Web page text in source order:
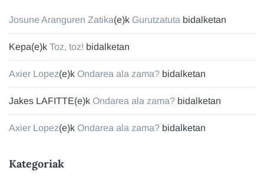
Josune Aranguren Zatika(e)k Gurutzatuta bidalketan
Kepa(e)k Toz, toz! bidalketan
Axier Lopez(e)k Ondarea ala zama? bidalketan
Jakes LAFITTE(e)k Ondarea ala zama? bidalketan
Axier Lopez(e)k Ondarea ala zama? bidalketan
Kategoriak